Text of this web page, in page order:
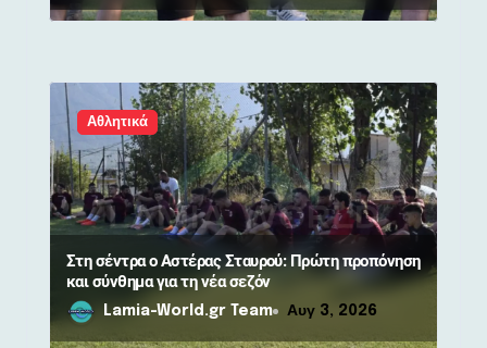
Αθλητικά
Στη σέντρα ο Αστέρας Σταυρού: Πρώτη προπόνηση
και σύνθημα για τη νέα σεζόν
Lamia-World.gr Team Αυγ 3, 2026